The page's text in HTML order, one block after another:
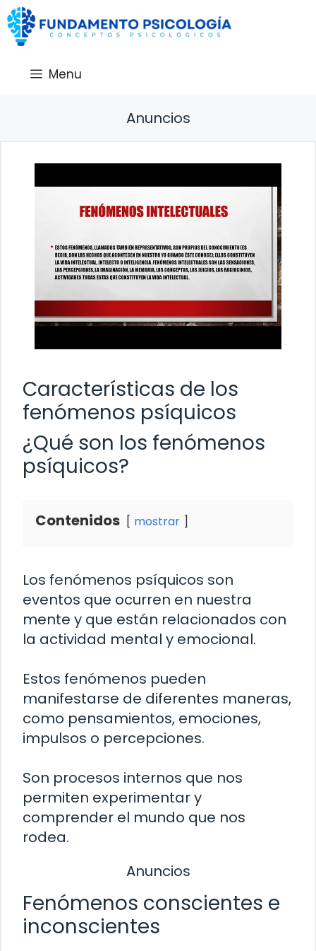
Saltar
al
contenido
Menu
Anuncios
Características de los
fenómenos psíquicos
¿Qué son los fenómenos
psíquicos?
Contenidos mostrar
Los fenómenos psíquicos son
eventos que ocurren en nuestra
mente y que están relacionados con
la actividad mental y emocional.
Estos fenómenos pueden
manifestarse de diferentes maneras,
como pensamientos, emociones,
impulsos o percepciones.
Son procesos internos que nos
permiten experimentar y
comprender el mundo que nos
rodea.
Anuncios
Fenómenos conscientes e
inconscientes